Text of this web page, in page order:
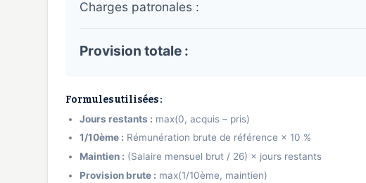
Charges patronales :
Provision totale :
Formules utilisées :
Jours restants : max(0, acquis – pris)
1/10ème : Rémunération brute de référence × 10 %
Maintien : (Salaire mensuel brut / 26) × jours restants
Provision brute : max(1/10ème, maintien)